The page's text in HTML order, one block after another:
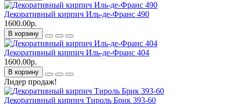
Декоративный кирпич Иль-де-Франс 490
1600.00р.
В корзину
Декоративный кирпич Иль-де-Франс 404
1600.00р.
В корзину
Лидер продаж!
Декоративный кирпич Тироль Брик 393-60